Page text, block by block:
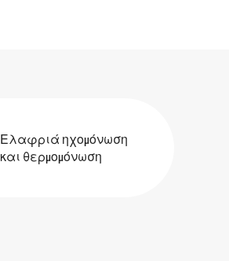
Ελαφριά ηχομόνωση
και θερμομόνωση